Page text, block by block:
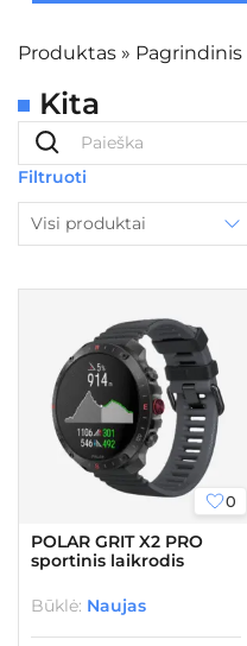
Produktas » Pagrindinis
Kita
Filtruoti
Visi produktai
0
POLAR GRIT X2 PRO
sportinis laikrodis
Būklė: Naujas